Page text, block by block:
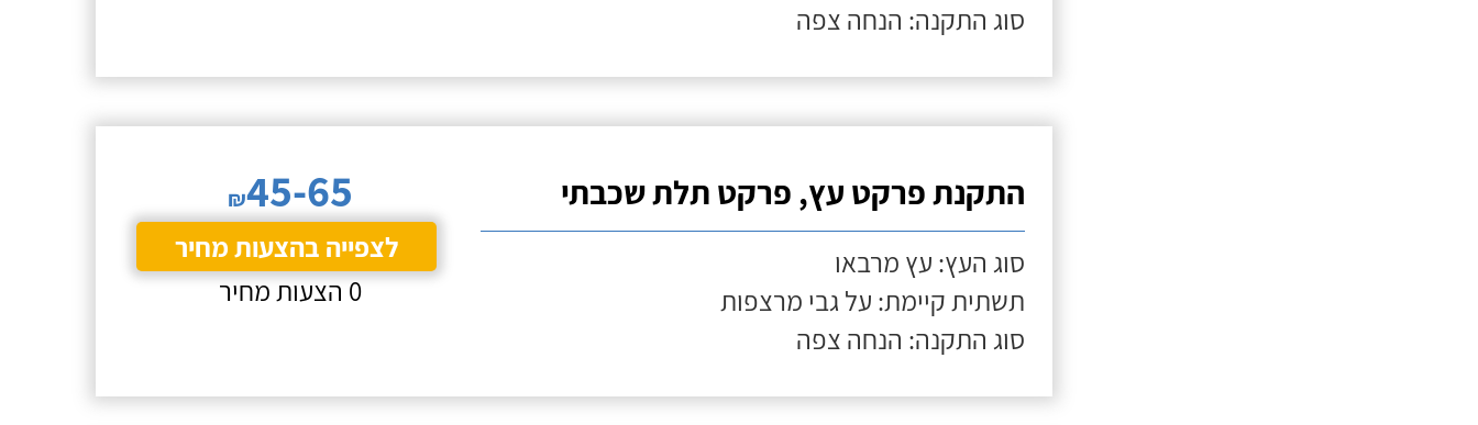
סוג התקנה: הנחה צפה
התקנת פרקט עץ, פרקט תלת שכבתי
סוג העץ: עץ מרבאו
תשתית קיימת: על גבי מרצפות
סוג התקנה: הנחה צפה
₪45-65
לצפייה בהצעות מחיר
0 הצעות מחיר